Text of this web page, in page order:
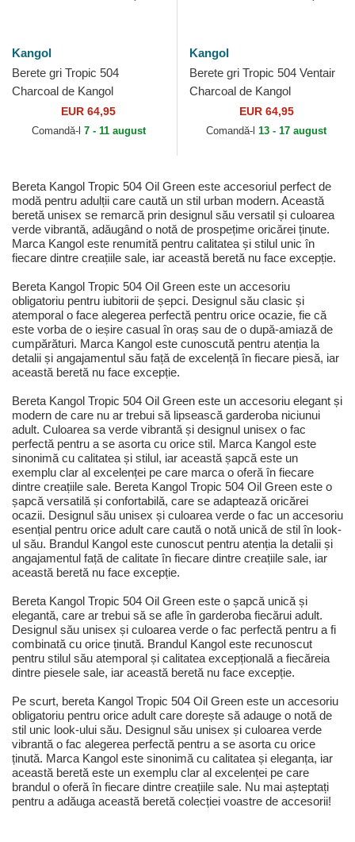
Kangol
Berete gri Tropic 504
Charcoal de Kangol
EUR 64,95
Comandă-l 7 - 11 august
Kangol
Berete gri Tropic 504 Ventair
Charcoal de Kangol
EUR 64,95
Comandă-l 13 - 17 august
Bereta Kangol Tropic 504 Oil Green este accesoriul perfect de
modă pentru adulții care caută un stil urban modern. Această
beretă unisex se remarcă prin designul său versatil și culoarea
verde vibrantă, adăugând o notă de prospețime oricărei ținute.
Marca Kangol este renumită pentru calitatea și stilul unic în
fiecare dintre creațiile sale, iar această beretă nu face excepție.
Bereta Kangol Tropic 504 Oil Green este un accesoriu
obligatoriu pentru iubitorii de șepci. Designul său clasic și
atemporal o face alegerea perfectă pentru orice ocazie, fie că
este vorba de o ieșire casual în oraș sau de o după-amiază de
cumpărături. Marca Kangol este cunoscută pentru atenția la
detalii și angajamentul său față de excelență în fiecare piesă, iar
această beretă nu face excepție.
Bereta Kangol Tropic 504 Oil Green este un accesoriu elegant și
modern de care nu ar trebui să lipsească garderoba niciunui
adult. Culoarea sa verde vibrantă și designul unisex o fac
perfectă pentru a se asorta cu orice stil. Marca Kangol este
sinonimă cu calitatea și stilul, iar această șapcă este un
exemplu clar al excelenței pe care marca o oferă în fiecare
dintre creațiile sale. Bereta Kangol Tropic 504 Oil Green este o
șapcă versatilă și confortabilă, care se adaptează oricărei
ocazii. Designul său unisex și culoarea verde o fac un accesoriu
esențial pentru orice adult care caută o notă unică de stil în look-
ul său. Brandul Kangol este cunoscut pentru atenția la detalii și
angajamentul față de calitate în fiecare dintre creațiile sale, iar
această beretă nu face excepție.
Bereta Kangol Tropic 504 Oil Green este o șapcă unică și
elegantă, care ar trebui să se afle în garderoba fiecărui adult.
Designul său unisex și culoarea verde o fac perfectă pentru a fi
combinată cu orice ținută. Brandul Kangol este recunoscut
pentru stilul său atemporal și calitatea excepțională a fiecăreia
dintre piesele sale, iar această beretă nu face excepție.
Pe scurt, bereta Kangol Tropic 504 Oil Green este un accesoriu
obligatoriu pentru orice adult care dorește să adauge o notă de
stil unic look-ului său. Designul său unisex și culoarea verde
vibrantă o fac alegerea perfectă pentru a se asorta cu orice
ținută. Marca Kangol este sinonimă cu calitatea și eleganța, iar
această beretă este un exemplu clar al excelenței pe care
brandul o oferă în fiecare dintre creațiile sale. Nu mai așteptați
pentru a adăuga această beretă colecției voastre de accesorii!